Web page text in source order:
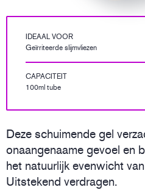
IDEAAL VOOR
Geïrriteerde slijmvliezen
CAPACITEIT
100ml tube
Deze schuimende gel
onaangenaame gevoel en
het natuurlijk evenwicht
Uitstekend verdragen.